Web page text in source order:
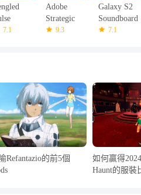
7.1
Adobe
Strategic
Accounts
9.3
Galaxy S2
Soundboard
7.1
Refantazio的前5個
如何贏得
Haunt的服裝